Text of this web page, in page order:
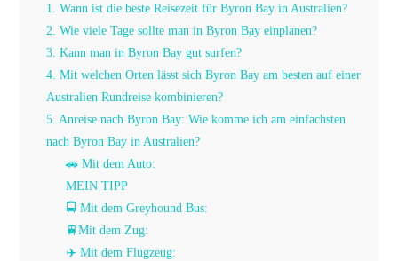
1. Wann ist die beste Reisezeit für Byron Bay in Australien?
2. Wie viele Tage sollte man in Byron Bay einplanen?
3. Kann man in Byron Bay gut surfen?
4. Mit welchen Orten lässt sich Byron Bay am besten auf einer
Australien Rundreise kombinieren?
5. Anreise nach Byron Bay: Wie komme ich am einfachsten
nach Byron Bay in Australien?
🚗 Mit dem Auto:
MEIN TIPP
🚍 Mit dem Greyhound Bus:
🚆Mit dem Zug:
✈️ Mit dem Flugzeug: